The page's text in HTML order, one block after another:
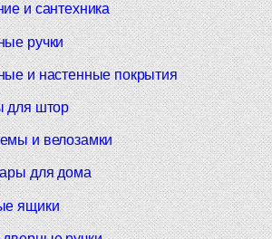
и сантехника
ручки
и настенные покрытия
для штор
и велозамки
для дома
ящики